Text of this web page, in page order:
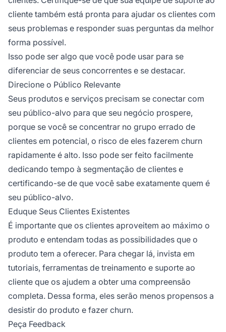
cliente também está pronta para ajudar os clientes com
seus problemas e responder suas perguntas da melhor
forma possível.
Isso pode ser algo que você pode usar para se
diferenciar de seus concorrentes e se destacar.
Direcione o Público Relevante
Seus produtos e serviços precisam se conectar com
seu público-alvo para que seu negócio prospere,
porque se você se concentrar no grupo errado de
clientes em potencial, o risco de eles fazerem churn
rapidamente é alto. Isso pode ser feito facilmente
dedicando tempo à segmentação de clientes e
certificando-se de que você sabe exatamente quem é
seu público-alvo.
Eduque Seus Clientes Existentes
É importante que os clientes aproveitem ao máximo o
produto e entendam todas as possibilidades que o
produto tem a oferecer. Para chegar lá, invista em
tutoriais, ferramentas de treinamento e suporte ao
cliente que os ajudem a obter uma compreensão
completa. Dessa forma, eles serão menos propensos a
desistir do produto e fazer churn.
Peça Feedback